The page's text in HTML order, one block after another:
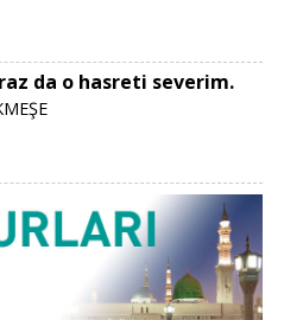
da o hasreti severim.